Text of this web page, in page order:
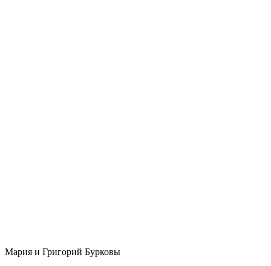
Мария и Григорий Бурковы